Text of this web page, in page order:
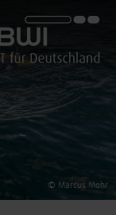
BWI GmbH
© Marcus Mohr